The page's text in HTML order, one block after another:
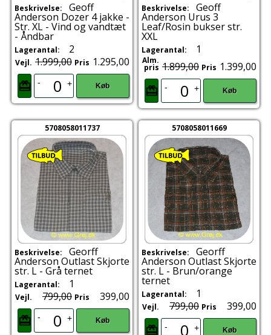
Beskrivelse: Geoff
Anderson Dozer 4 jakke -
Str. XL - Vind og vandtæt
- Åndbar
Lagerantal: 2
Vejl. 1.999,00 Pris 1.295,00
- + Køb
Beskrivelse: Geoff
Anderson Urus 3
Leaf/Rosin bukser str.
XXL
Lagerantal: 1
Alm.
pris 1.899,00 Pris 1.399,00
- + Køb
5708058011737
Beskrivelse: Georff
Anderson Outlast Skjorte
str. L - Grå ternet
Lagerantal: 1
Vejl. 799,00 Pris 399,00
- + Køb
5708058011669
Beskrivelse: Georff
Anderson Outlast Skjorte
str. L - Brun/orange
ternet
Lagerantal: 1
Vejl. 799,00 Pris 399,00
- + Køb